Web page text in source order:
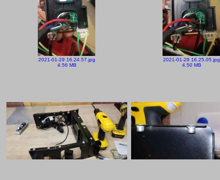
2021-01-29 16.24.57.jpg
4.56 MB
2021-01-29 16.25.05.jpg
4.50 MB